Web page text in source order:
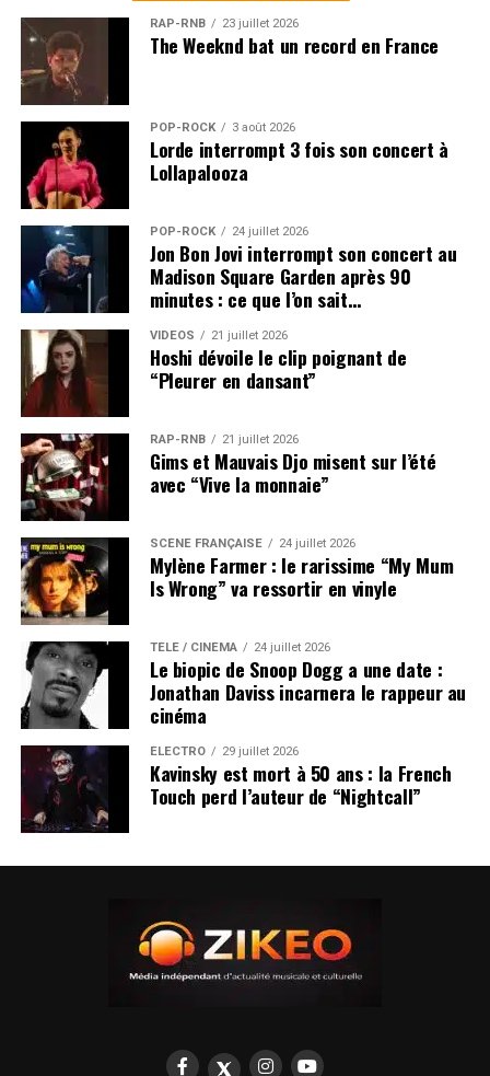
RAP-RNB 23 juillet 2026
The Weeknd bat un record en France
POP-ROCK 3 août 2026
Lorde interrompt 3 fois son concert à
Lollapalooza
POP-ROCK 24 juillet 2026
Jon Bon Jovi interrompt son concert au
Madison Square Garden après 90
minutes : ce que l’on sait…
VIDEOS 21 juillet 2026
Hoshi dévoile le clip poignant de
“Pleurer en dansant”
RAP-RNB 21 juillet 2026
Gims et Mauvais Djo misent sur l’été
avec “Vive la monnaie”
SCÈNE FRANÇAISE 24 juillet 2026
Mylène Farmer : le rarissime “My Mum
Is Wrong” va ressortir en vinyle
TÉLÉ / CINÉMA 24 juillet 2026
Le biopic de Snoop Dogg a une date :
Jonathan Daviss incarnera le rappeur au
cinéma
ÉLECTRO 29 juillet 2026
Kavinsky est mort à 50 ans : la French
Touch perd l’auteur de “Nightcall”